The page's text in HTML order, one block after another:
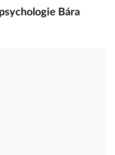
Bára